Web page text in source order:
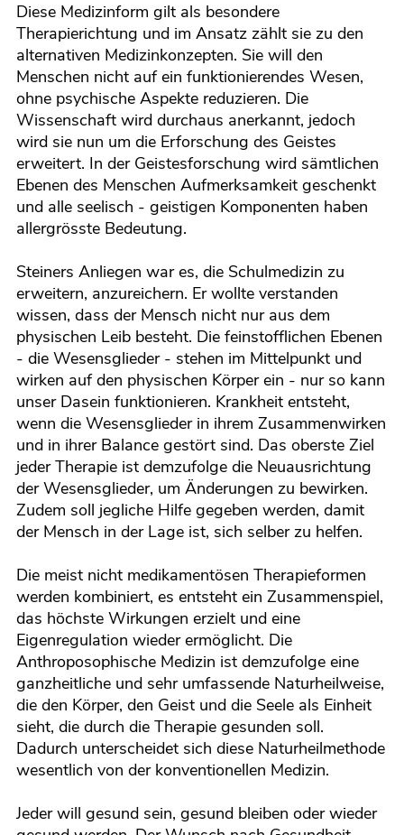
Diese Medizinform gilt als besondere
Therapierichtung und im Ansatz zählt sie zu den
alternativen Medizinkonzepten. Sie will den
Menschen nicht auf ein funktionierendes Wesen,
ohne psychische Aspekte reduzieren. Die
Wissenschaft wird durchaus anerkannt, jedoch
wird sie nun um die Erforschung des Geistes
erweitert. In der Geistesforschung wird sämtlichen
Ebenen des Menschen Aufmerksamkeit geschenkt
und alle seelisch - geistigen Komponenten haben
allergrösste Bedeutung.
Steiners Anliegen war es, die Schulmedizin zu
erweitern, anzureichern. Er wollte verstanden
wissen, dass der Mensch nicht nur aus dem
physischen Leib besteht. Die feinstofflichen Ebenen
- die Wesensglieder - stehen im Mittelpunkt und
wirken auf den physischen Körper ein - nur so kann
unser Dasein funktionieren. Krankheit entsteht,
wenn die Wesensglieder in ihrem Zusammenwirken
und in ihrer Balance gestört sind. Das oberste Ziel
jeder Therapie ist demzufolge die Neuausrichtung
der Wesensglieder, um Änderungen zu bewirken.
Zudem soll jegliche Hilfe gegeben werden, damit
der Mensch in der Lage ist, sich selber zu helfen.
Die meist nicht medikamentösen Therapieformen
werden kombiniert, es entsteht ein Zusammenspiel,
das höchste Wirkungen erzielt und eine
Eigenregulation wieder ermöglicht. Die
Anthroposophische Medizin ist demzufolge eine
ganzheitliche und sehr umfassende Naturheilweise,
die den Körper, den Geist und die Seele als Einheit
sieht, die durch die Therapie gesunden soll.
Dadurch unterscheidet sich diese Naturheilmethode
wesentlich von der konventionellen Medizin.
Jeder will gesund sein, gesund bleiben oder wieder